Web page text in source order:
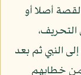
أصلا أو
التحريف،
النبي ثم بعد
من خطابهم